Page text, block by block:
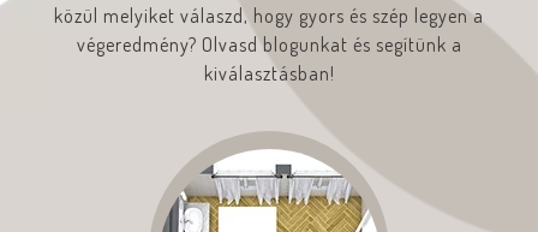
közül melyiket válaszd, hogy gyors és szép legyen a
végeredmény? Olvasd blogunkat és segítünk a
kiválasztásban!